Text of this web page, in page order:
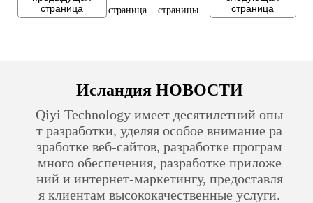
страница
страница
страницы
страница
Исландия НОВОСТИ
Qiyi Technology имеет десятилетний опы
т разработки, уделяя особое внимание ра
зработке веб-сайтов, разработке програм
много обеспечения, разработке приложе
ний и интернет-маркетингу, предоставля
я клиентам высококачественные услуги.